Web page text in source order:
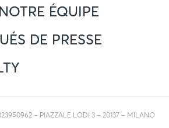
ÉQUIPE
DE PRESSE
– PIAZZALE LODI 3 – 20137 – MILANO